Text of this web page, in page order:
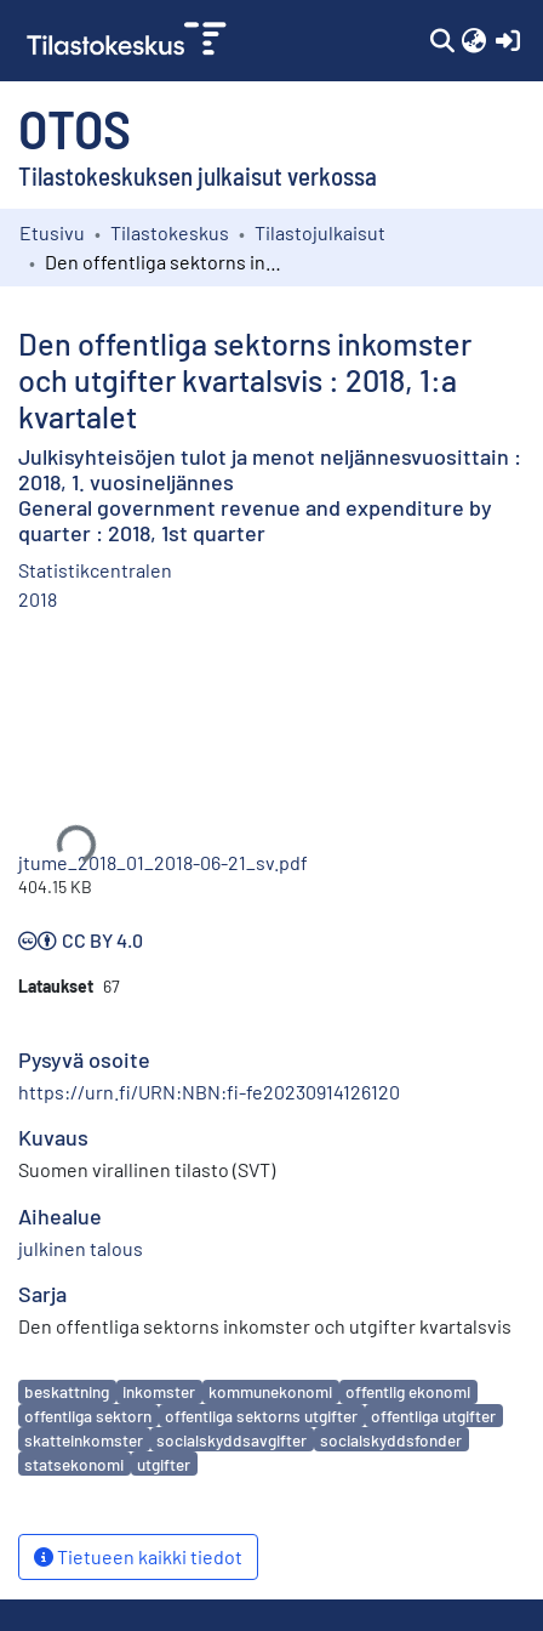
OTOS
Tilastokeskuksen julkaisut verkossa
Kokoelmat
Etusivu Tilastokeskus
Tilastojulkaisut
Den offentliga sektorns inkomster
och utgifter kvartalsvis : 2018, 1:a
kvartalet
Julkisyhteisöjen tulot ja menot neljännesvuosittain :
2018, 1. vuosineljännes
General government revenue and expenditure by
quarter : 2018, 1st quarter
Statistikcentralen
2018
Ladataan...
jtume_2018_01_2018-06-21_sv.pdf
404.15 KB
CC BY 4.0
Lataukset 67
Pysyvä osoite
https://urn.fi/URN:NBN:fi-fe20230914126120
Kuvaus
Suomen virallinen tilasto (SVT)
Aihealue
julkinen talous
Sarja
Den offentliga sektorns inkomster och utgifter kvartalsvis
Avainsanat
beskattning inkomster kommunekonomi
offentlig ekonomi
offentliga sektorn
offentliga sektorns utgifter
offentliga utgifter
skatteinkomster
socialskyddsavgifter
socialskyddsfonder
statsekonomi
utgifter
Tietueen kaikki tiedot